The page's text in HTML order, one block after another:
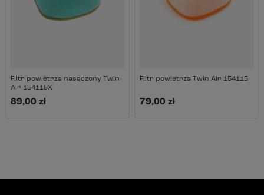
Filtr powietrza nasączony Twin
Air 154115X
89,00 zł
Filtr powietrza Twin Air 154115
79,00 zł